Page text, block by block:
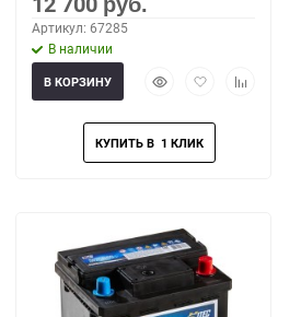
руб.
Артикул: 67285
В наличии
БыстрыйДобавить
избранное
Добавить
В КОРЗИНУ